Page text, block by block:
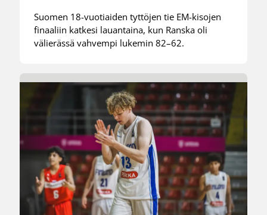
Suomen 18-vuotiaiden tyttöjen tie EM-kisojen
finaaliin katkesi lauantaina, kun Ranska oli
välierässä vahvempi lukemin 82–62.